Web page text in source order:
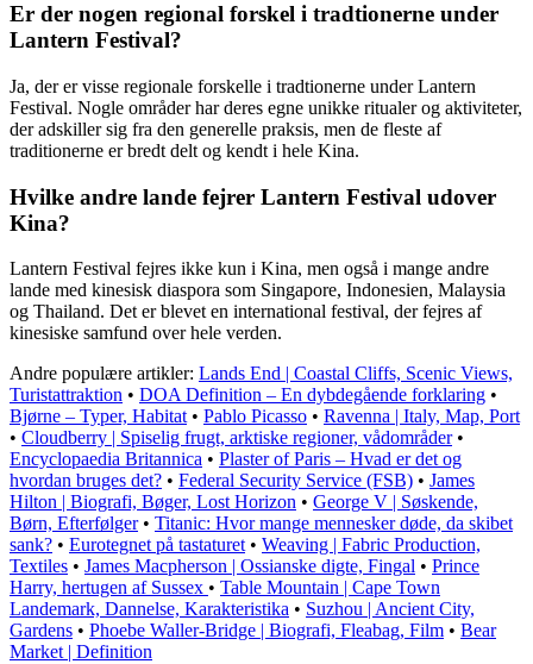
Er der nogen regional forskel i tradtionerne under
Lantern Festival?
Ja, der er visse regionale forskelle i tradtionerne under Lantern
Festival. Nogle områder har deres egne unikke ritualer og aktiviteter,
der adskiller sig fra den generelle praksis, men de fleste af
traditionerne er bredt delt og kendt i hele Kina.
Hvilke andre lande fejrer Lantern Festival udover
Kina?
Lantern Festival fejres ikke kun i Kina, men også i mange andre
lande med kinesisk diaspora som Singapore, Indonesien, Malaysia
og Thailand. Det er blevet en international festival, der fejres af
kinesiske samfund over hele verden.
Andre populære artikler: Lands End | Coastal Cliffs, Scenic Views,
Turistattraktion • DOA Definition – En dybdegående forklaring •
Bjørne – Typer, Habitat • Pablo Picasso • Ravenna | Italy, Map, Port
• Cloudberry | Spiselig frugt, arktiske regioner, vådområder•
Encyclopaedia Britannica • Plaster of Paris – Hvad er det og
hvordan bruges det? • Federal Security Service (FSB) • James
Hilton | Biografi, Bøger, Lost Horizon • George V | Søskende,
Børn, Efterfølger• Titanic: Hvor mange mennesker døde, da skibet
sank? • Eurotegnet på tastaturet • Weaving | Fabric Production,
Textiles • James Macpherson | Ossianske digte, Fingal • Prince
Harry, hertugen af Sussex • Table Mountain | Cape Town
Landemark, Dannelse, Karakteristika • Suzhou | Ancient City,
Gardens • Phoebe Waller-Bridge | Biografi, Fleabag, Film • Bear
Market | Definition